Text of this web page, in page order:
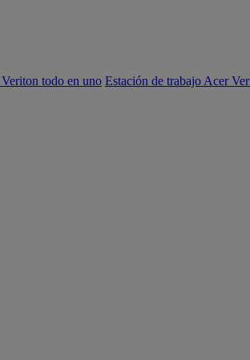
todo en uno Estación de trabajo Acer